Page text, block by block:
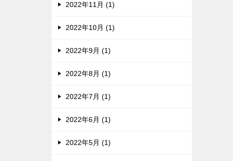
2022年11月 (1)
2022年10月 (1)
2022年9月 (1)
2022年8月 (1)
2022年7月 (1)
2022年6月 (1)
2022年5月 (1)